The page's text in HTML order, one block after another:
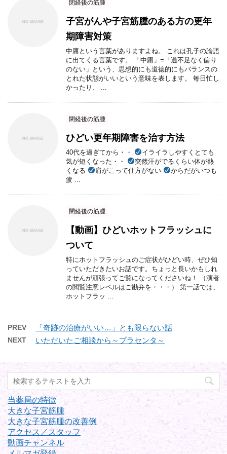
閉経後の筋腫
子宮がんや子宮筋腫のある方の更年
期障害対策
中庸という言葉がありますよね。 これは孔子の論語
に出てくる言葉です。 「中庸」=「過不足なく偏り
のない」という、思想的にも道徳的にもバランスの
とれた状態がいいという意味を表します。 毎日忙し
かったり、 ...
閉経後の筋腫
ひどい更年期障害を治す方法
40代を過ぎてから・・
イライラしやすくとても
気が短くなった・・
突然汗がでるくらい体が熱
くなる
肩がこって仕方がない
からだがいつも
疲 ...
閉経後の筋腫
【動画】ひどいホットフラッシュに
ついて
特にホットフラッシュのご症状がひどい時、ぜひ知
っていただきたいお話です。ちょっと長いかもしれ
ませんが頑張ってご覧になってくださいね！ （演者
の閲覧注意レベルはご勘弁を・・・） 第一話では、
ホットフラッ ...
PREV 「奇跡の治療がいい…」とも限らない話
NEXT いただいたご相談から～プラセンタ～
当薬局の特徴
大きな子宮筋腫
大きな子宮筋腫の改善例
アクセス／スタッフ
動画チャンネル